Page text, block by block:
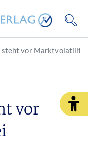
steht vor Marktvolatilität
vor